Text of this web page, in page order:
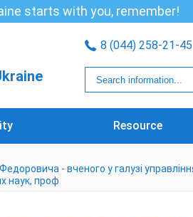
starts with you, remember!
8 (044) 258-21-45
Resource
- вченого у галузі
наук, проф